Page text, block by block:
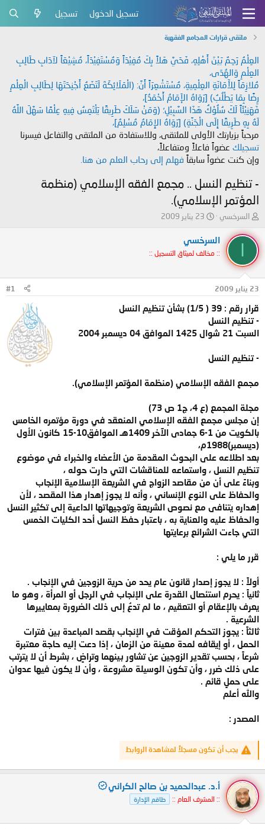
تسجيل الدخول تسجيل
ملتقى قرارات المجامع الفقهية
العِلْمُ رَحِمٌ بَيْنَ أَهْلِهِ، فَحَيَّ هَلاً بِكَ مُفِيْدَاً وَمُسْتَفِيْدَاً، مُشِيْعَاً لآدَابِ طَالِبِ
العِلْمِ وَالهُدَى،
مُلازِمَاً لِلأَمَانَةِ العِلْمِيةِ، مُسْتَشْعِرَاً أَنَّ: (الْمَلَائِكَةَ لَتَضَعُ أَجْنِحَتَهَا لِطَالِبِ الْعِلْمِ
رِضًا بِمَا يَطْلُبُ) [رَوَاهُ الإَمَامُ أَحْمَدُ]،
فَهَنِيْئَاً لَكَ سُلُوْكُ هَذَا السَّبِيْلِ؛ (وَمَنْ سَلَكَ طَرِيقًا يَلْتَمِسُ فِيهِ عِلْمًا سَهَّلَ اللَّهُ
لَهُ بِهِ طَرِيقًا إِلَى الْجَنَّةِ) [رَوَاهُ الإِمَامُ مُسْلِمٌ]،
مرحباً بزيارتك الأولى للملتقى، وللاستفادة من الملتقى والتفاعل فيسرنا
تسجيلك عضواً فاعلاً ومتفاعلاً،
وإن كنت عضواً سابقاً فهلم إلى رحاب العلم من هنا.
- تنظيم النسل .. مجمع الفقه الإسلامي (منظمة
المؤتمر الإسلامي).
ب
د
ل
م
و
و
ع
السرخسي
ت
ي
خ
ل
ء
23 يناير 2009
السرخسي
:: مخالف لميثاق التسجيل ::
23 يناير 2009 #1
قرار رقم : 39 ( 1/5) بشأن تنظيم النسل
- تنظيم النسل
السبت 21 شوال 1425 الموافق 04 ديسمبر 2004
- تنظيم النسل
مجمع الفقه الإسلامي (منظمة المؤتمر الإسلامي).
مجلة المجمع (ع 4، ج1 ص 73)
إن مجلس مجمع الفقه الإسلامي المنعقد في دورة مؤتمره الخامس
بالكويت من 1-6 جمادى الآخر 1409هـ الموافق10-15 كانون الأول
(ديسمبر)1988م،
بعد اطلاعه على البحوث المقدمة من الأعضاء والخبراء في موضوع
تنظيم النسل ، واستماعه للمناقشات التي دارت حوله ،
وبناءً على أن من مقاصد الزواج في الشريعة الإسلامية الإنجاب
والحفاظ على النوع الإنساني ، وأنه لا يجوز إهدار هذا المقصد ، لأن
إهداره يتنافى مع نصوص الشريعة وتوجيهاتها الداعية إلى تكثير النسل
والحفاظ عليه والعناية به ، باعتبار حفظ النسل أحد الكليات الخمس
التي جاءت الشرائع برعايتها
قرر ما يلي :
أولاً : لا يجوز إصدار قانون عام يحد من حرية الزوجين في الإنجاب .
ثانياً : يحرم استئصال القدرة على الإنجاب في الرجل أو المرأة ، وهو ما
يعرف بالإعقام أو التعقيم ، ما لم تدعُ إلى ذلك الضرورة بمعاييرها
الشرعية .
ثالثاً : يجوز التحكم المؤقت في الإنجاب بقصد المباعدة بين فترات
الحمل ، أو إيقافه لمدة معينة من الزمان ، إذا دعت إليه حاجة معتبرة
شرعاً ، بحسب تقدير الزوجين عن تشاور بينهما وتراضٍ ، بشرط أن لا يترتب
على ذلك ضرر ، وأن تكون الوسيلة مشروعة ، وأن لا يكون فيها عدوان
على حملٍ قائم .
والله أعلم
المصدر :
يجب أن تكون مسجلاً لمشاهدة الروابط
أ.د. عبدالحميد بن صالح الكراني
:: المشرف العام :: طاقم الإدارة